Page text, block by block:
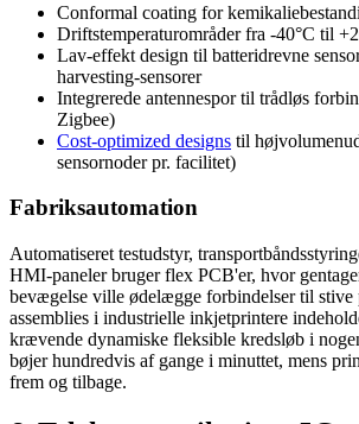
Conformal coating for
Driftstemperaturområder fra -40°C til
Lav-effekt design til batteridrevne
harvesting-sensorer
Integrerede antennespor til trådløs
Zigbee)
Cost-optimized designs til
sensornoder pr. facilitet)
Fabriksautomation
Automatiseret testudstyr,
HMI-paneler bruger flex PCB'er, hvor
bevægelse ville ødelægge forbindelser til stive
assemblies i industrielle inkjetprintere
krævende dynamiske fleksible kredsløb i
bøjer hundredvis af gange i minuttet, mens
frem og tilbage.